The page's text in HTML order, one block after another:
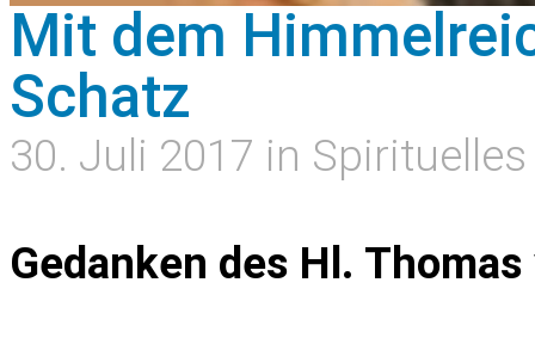
Mit dem
Schatz
30. Juli 2017 in Spirituelles
Gedanken des Hl.